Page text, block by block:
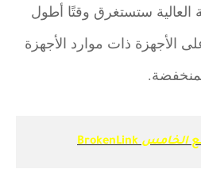
العالية ستستغرق وقتًا أطول
الأجهزة ذات موارد الأجهزة
الخامسBrokenLink